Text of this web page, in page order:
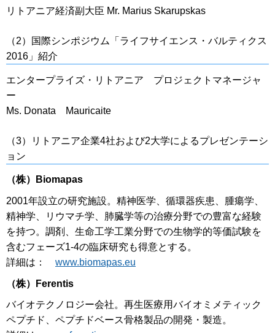
リトアニア経済副大臣 Mr. Marius Skarupskas
（2）国際シンポジウム「ライフサイエンス・バルティクス
2016」紹介
エンタープライズ・リトアニア プロジェクトマネージャ
ー
Ms. Donata Mauricaite
（3）リトアニア企業4社および2大学によるプレゼンテーシ
ョン
（株）Biomapas
2001年設立の研究施設。精神医学、循環器疾患、腫瘍学、
精神学、リウマチ学、肺臓学等の治療分野での豊富な経験
を持つ。調剤、生命工学工業分野での生物学的等価試験を
含むフェーズ1-4の臨床研究も得意とする。
詳細は： www.biomapas.eu
（株） Ferentis
バイオテクノロジー会社。再生医療用バイオミメティック
ペプチド、ペプチドベース骨格製品の開発・製造。